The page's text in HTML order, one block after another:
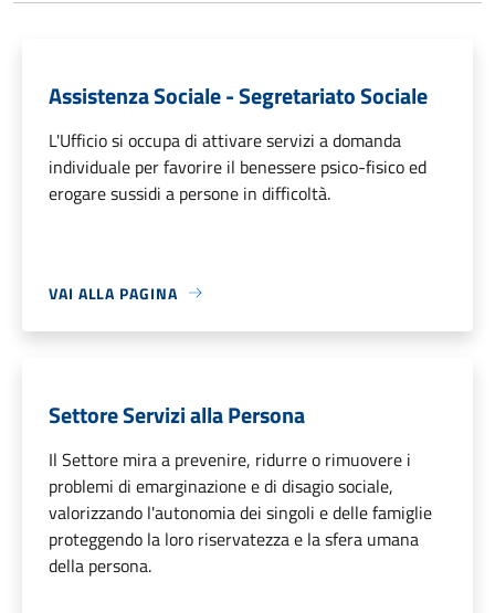
Assistenza Sociale - Segretariato Sociale
L'Ufficio si occupa di attivare servizi a domanda
individuale per favorire il benessere psico-fisico ed
erogare sussidi a persone in difficoltà.
VAI ALLA PAGINA
Settore Servizi alla Persona
Il Settore mira a prevenire, ridurre o rimuovere i
problemi di emarginazione e di disagio sociale,
valorizzando l'autonomia dei singoli e delle famiglie
proteggendo la loro riservatezza e la sfera umana
della persona.